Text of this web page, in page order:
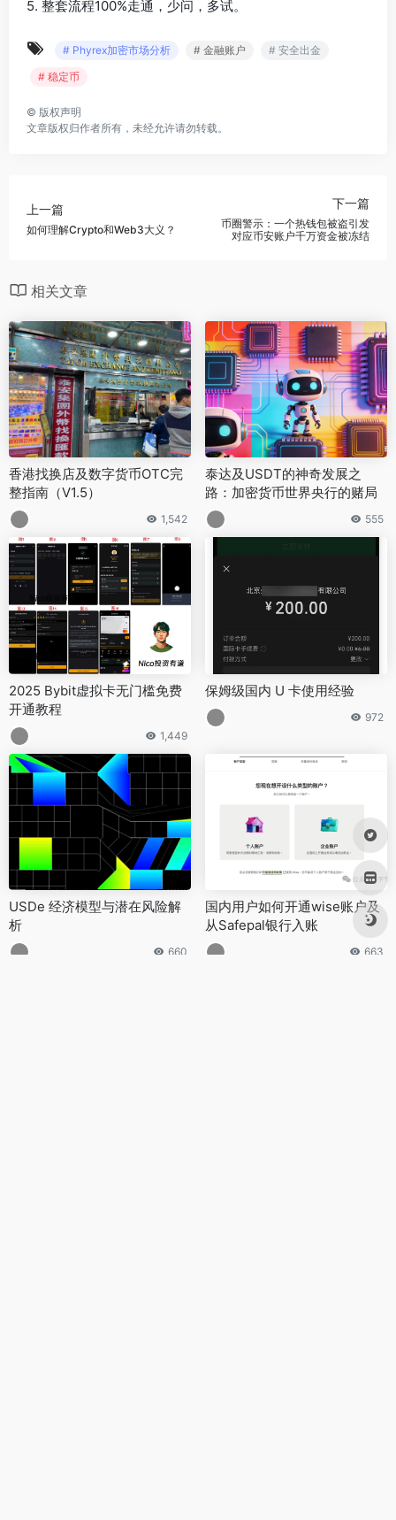
5. 整套流程100%走通，少问，多试。
# Phyrex加密市场分析 # 金融账户
# 安全出金
# 稳定币
© 版权声明
文章版权归作者所有，未经允许请勿转载。
上一篇
如何理解Crypto和Web3大义？
下一篇
币圈警示：一个热钱包被盗引发
对应币安账户千万资金被冻结
相关文章
香港找换店及数字货币OTC完
整指南（V1.5）
1,542
泰达及USDT的神奇发展之
路：加密货币世界央行的赌局
555
2025 Bybit虚拟卡无门槛免费
开通教程
1,449
保姆级国内 U 卡使用经验
972
USDe 经济模型与潜在风险解
析
660
国内用户如何开通wise账户及
从Safepal银行入账
663